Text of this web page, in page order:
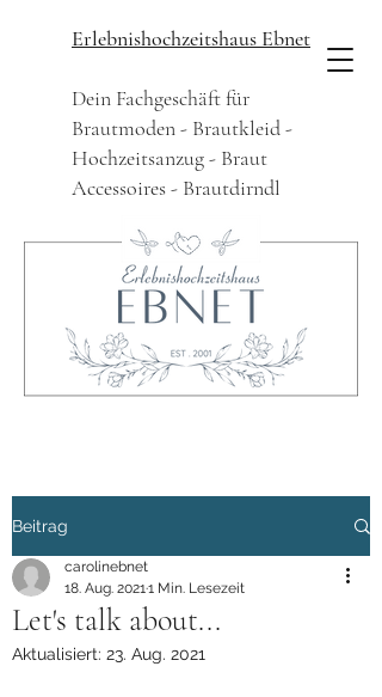
Erlebnishochzeitshaus Ebnet
Dein Fachgeschäft für
Brautmoden - Brautkleid -
Hochzeitsanzug - Braut
Accessoires - Brautdirndl
Beitrag
Let's talk about...
carolinebnet
18. Aug. 20211 Min. Lesezeit
Aktualisiert: 23. Aug. 2021